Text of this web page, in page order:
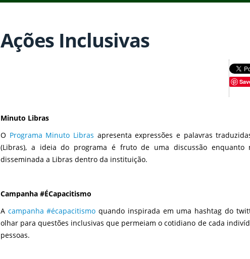
Ações Inclusivas
Minuto Libras
O Programa Minuto Libras apresenta expressões e palavras
(Libras), a ideia do programa é fruto de uma discussão enquanto
disseminada a Libras dentro da instituição.
Campanha #ÉCapacitismo
A campanha #écapacitismo quando inspirada em uma hashtag do
olhar para questões inclusivas que permeiam o cotidiano de cada
pessoas.